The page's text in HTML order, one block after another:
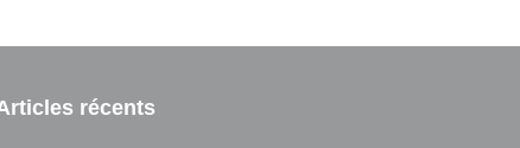
récents